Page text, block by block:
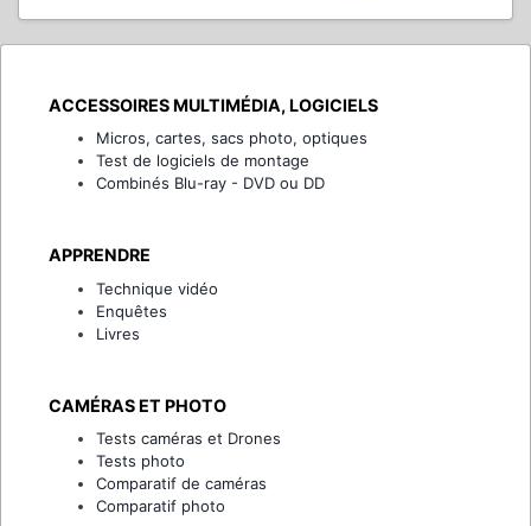
ACCESSOIRES MULTIMÉDIA, LOGICIELS
Micros, cartes, sacs photo, optiques
Test de logiciels de montage
Combinés Blu-ray - DVD ou DD
APPRENDRE
Technique vidéo
Enquêtes
Livres
CAMÉRAS ET PHOTO
Tests caméras et Drones
Tests photo
Comparatif de caméras
Comparatif photo